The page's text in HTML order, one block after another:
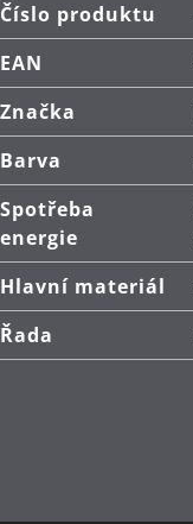
Číslo produktu
EAN
Značka
Barva
Spotřeba
energie
Hlavní materiál
Řada